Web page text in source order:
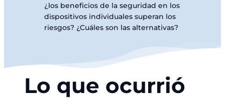
¿los beneficios de la seguridad en los
dispositivos individuales superan los
riesgos? ¿Cuáles son las alternativas?
Lo que ocurrió